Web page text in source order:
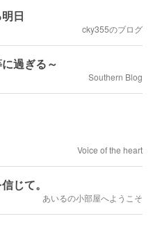
日
cky355のブログ
過ぎる～
Southern Blog
Voice of the heart
じて。
あいるの小部屋へようこそ